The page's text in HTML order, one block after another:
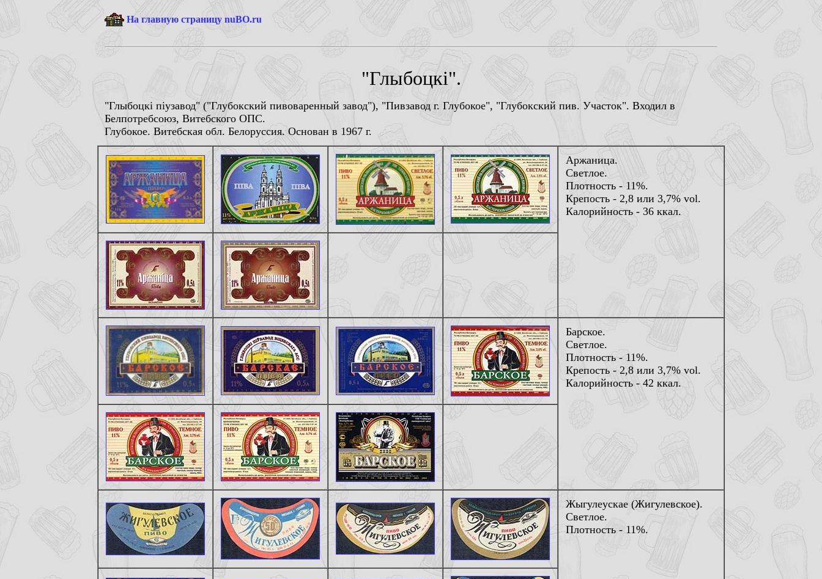
На главную страницу nuBO.ru
"Глыбоцкi".
"Глыбоцкi пiузавод" ("Глубокский пивоваренный завод"), "Пивзавод г. Глубокое", "Глубокский пив. Участок". Входил в
Белпотребсоюз, Витебского ОПС.
Глубокое. Витебская обл. Белоруссия. Основан в 1967 г.
Аржаница.
Светлое.
Плотность - 11%.
Крепость - 2,8 или 3,7% vol.
Калорийность - 36 ккал.
Барское.
Светлое.
Плотность - 11%.
Крепость - 2,8 или 3,7% vol.
Калорийность - 42 ккал.
Жыгулеускае (Жигулевское).
Светлое.
Плотность - 11%.